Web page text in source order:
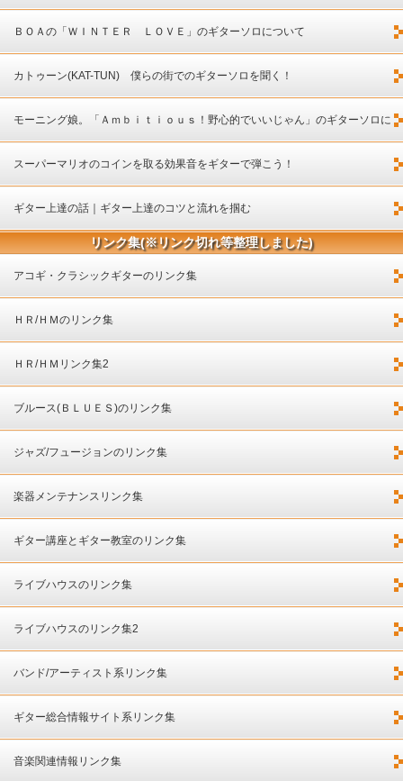
ＢＯＡの「ＷＩＮＴＥＲ ＬＯＶＥ」のギターソロについて
カトゥーン(KAT-TUN) 僕らの街でのギターソロを聞く！
モーニング娘。「Ａｍｂｉｔｉｏｕｓ！野心的でいいじゃん」のギターソロに
ついて
スーパーマリオのコインを取る効果音をギターで弾こう！
ギター上達の話｜ギター上達のコツと流れを掴む
リンク集(※リンク切れ等整理しました)
アコギ・クラシックギターのリンク集
ＨＲ/ＨＭのリンク集
ＨＲ/ＨＭリンク集2
ブルース(ＢＬＵＥＳ)のリンク集
ジャズ/フュージョンのリンク集
楽器メンテナンスリンク集
ギター講座とギター教室のリンク集
ライブハウスのリンク集
ライブハウスのリンク集2
バンド/アーティスト系リンク集
ギター総合情報サイト系リンク集
音楽関連情報リンク集